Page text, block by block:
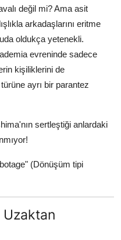
değil mi? Ama asit
arkadaşlarını eritme
oldukça yetenekli.
evreninde sadece
kişiliklerini de
ayrı bir parantez
sertleştiği anlardaki
(Dönüşüm tipi